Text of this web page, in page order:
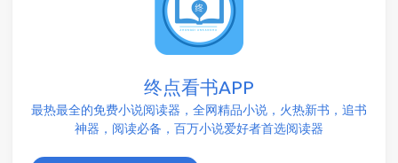
终点看书APP
最热最全的免费小说阅读器，全网精品小说，火热新书，追书
神器，阅读必备，百万小说爱好者首选阅读器